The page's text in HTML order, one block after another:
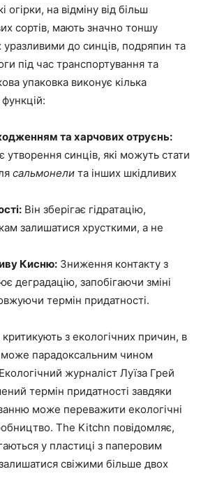
огірки, на відміну від більш
сортів, мають значно тоншу
уразливими до синців, подряпин та
під час транспортування та
упаковка виконує кілька
та харчових отруєнь:
утворення синців, які можуть стати
сальмонели та інших шкідливих
Він зберігає гідратацію,
залишатися хрусткими, а не
Кисню: Зниження контакту з
деградацію, запобігаючи зміні
термін придатності.
з екологічних причин, в
може парадоксальним чином
журналіст Луїза Грей
термін придатності завдяки
може переважити екологічні
The Kitchn повідомляє,
у пластиці з паперовим
свіжими більше двох